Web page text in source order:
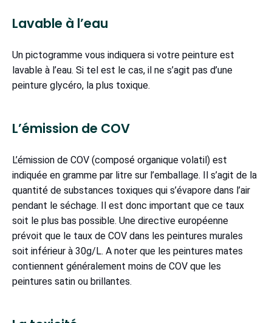
Lavable à l’eau
Un pictogramme vous indiquera si votre peinture est
lavable à l’eau. Si tel est le cas, il ne s’agit pas d’une
peinture glycéro, la plus toxique.
L’émission de COV
L’émission de COV (composé organique volatil) est
indiquée en gramme par litre sur l’emballage. Il s’agit de la
quantité de substances toxiques qui s’évapore dans l’air
pendant le séchage. Il est donc important que ce taux
soit le plus bas possible. Une directive européenne
prévoit que le taux de COV dans les peintures murales
soit inférieur à 30g/L. A noter que les peintures mates
contiennent généralement moins de COV que les
peintures satin ou brillantes.